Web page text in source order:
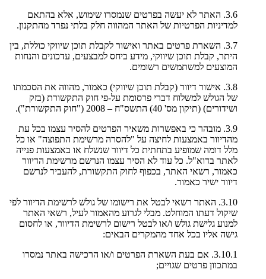
3.6. האתר לא יעשה בפרטים שנמסרו שימוש, אלא בהתאם
למדיניות הפרטיות של האתר המהווה חלק בלתי נפרד מהתקנון.
3.7. השארת פרטים באתר ואישור לקבלת תוכן שיווקי כוללת, בין
היתר, קבלת תוכן שיווקי, מידע ביחס למבצעים, עדכונים והנחות
המוצעים למשתמשים רשומים.
3.8. אישור דיוור (קבלת תוכן שיווקי) כאמור, מהווה את הסכמתו
של הגולש למשלוח דברי פרסומת על-פי חוק התקשורת (בזק
ושידורים) (תיקון מס' 40) התשס"ח – 2008 ("חוק התקשורת").
3.9. מובהר כי באפשרות משאיר הפרטים להסיר עצמו בכל עת
מהדיוור באמצעות לחיצה על "להסרה מרשימת התפוצה" או כל
מלל דומה שמופיע בתחתית כל דיוור שנשלח או באמצעות פנייה
לאתר בדוא"ל. כל עוד לא הסיר עצמו הנרשם מרשימת הדיוור
כאמור, רשאי האתר, בכפוף לחוק התקשורת, להעביר לנרשם
דיוור ישיר כאמור.
3.10. האתר רשאי לבטל את רישומו של גולש לרשימת הדיוור לפי
שיקול דעתו המוחלט. מבלי לגרוע מהאמור לעיל, רשאי האתר
למנוע גלישת גולש ו/או לבטל רישום לרשימת הדיוור, או לחסום
גישה אליו בכל אחד מהמקרים הבאים:
3.10.1. אם בעת השארת הפרטים ו/או הרכישה באתר נמסרו
במתכוון פרטים שגויים;